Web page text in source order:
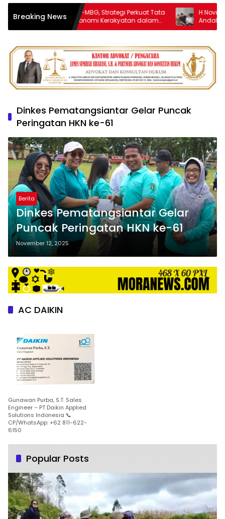
Breaking News
Enam Pilar REL-MBG, Strategi Perkuat Tata
Kelola dan Ekonomi Kerakyatan dalam
Program MBG
H Novri
Andalas Travel
Dinkes Pematangsiantar Gelar Puncak
Peringatan HKN ke-61
Berita
Dinkes Pematangsiantar Gelar
Puncak Peringatan HKN ke-61
November 12, 2025
AC DAIKIN
Gunawan Purba, S.T. Sales
Engineer – PT Daikin Applied
Solutions Indonesia 📞
CP/WhatsApp: +62 811-622-
6150
Popular Posts